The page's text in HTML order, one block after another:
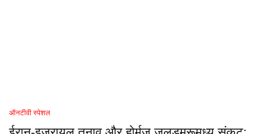
ऑनटीवी स्पेशल